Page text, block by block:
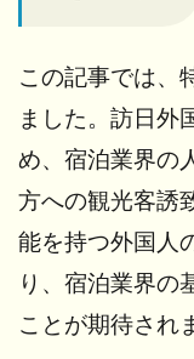
この記事では、
ました。訪日外
め、宿泊業界の
方への観光客誘
能を持つ外国人
り、宿泊業界の
ことが期待され